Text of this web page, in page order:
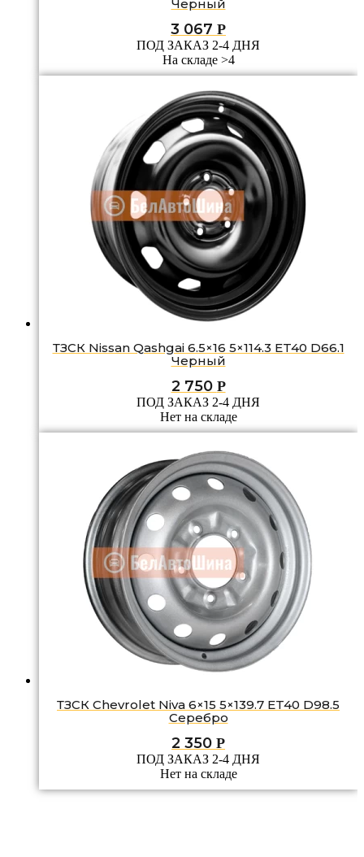
Черный
3 067 Р
ПОД ЗАКАЗ 2-4 ДНЯ
На складе >4
ТЗСК Nissan Qashgai 6.5×16 5×114.3 ET40 D66.1
Черный
2 750 Р
ПОД ЗАКАЗ 2-4 ДНЯ
Нет на складе
ТЗСК Chevrolet Niva 6×15 5×139.7 ET40 D98.5
Серебро
2 350 Р
ПОД ЗАКАЗ 2-4 ДНЯ
Нет на складе